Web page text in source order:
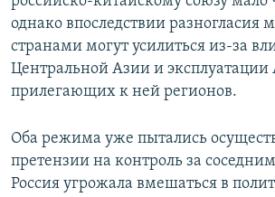
однако впоследствии разногласия
странами могут усилиться из-за
Центральной Азии и
прилегающих к ней регионов.
Оба режима уже пытались
претензии на контроль за
Россия угрожала вмешаться в